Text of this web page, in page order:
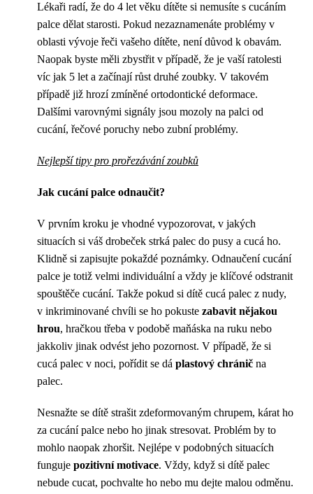
Lékaři radí, že do 4 let věku dítěte si nemusíte s cucáním
palce dělat starosti. Pokud nezaznamenáte problémy v
oblasti vývoje řeči vašeho dítěte, není důvod k obavám.
Naopak byste měli zbystřit v případě, že je vaší ratolesti
víc jak 5 let a začínají růst druhé zoubky. V takovém
případě již hrozí zmíněné ortodontické deformace.
Dalšími varovnými signály jsou mozoly na palci od
cucání, řečové poruchy nebo zubní problémy.
Nejlepší tipy pro prořezávání zoubků
Jak cucání palce odnaučit?
V prvním kroku je vhodné vypozorovat, v jakých
situacích si váš drobeček strká palec do pusy a cucá ho.
Klidně si zapisujte pokaždé poznámky. Odnaučení cucání
palce je totiž velmi individuální a vždy je klíčové odstranit
spouštěče cucání. Takže pokud si dítě cucá palec z nudy,
v inkriminované chvíli se ho pokuste zabavit nějakou
hrou, hračkou třeba v podobě maňáska na ruku nebo
jakkoliv jinak odvést jeho pozornost. V případě, že si
cucá palec v noci, pořídit se dá plastový chránič na
palec.
Nesnažte se dítě strašit zdeformovaným chrupem, kárat ho
za cucání palce nebo ho jinak stresovat. Problém by to
mohlo naopak zhoršit. Nejlépe v podobných situacích
funguje pozitivní motivace. Vždy, když si dítě palec
nebude cucat, pochvalte ho nebo mu dejte malou odměnu.